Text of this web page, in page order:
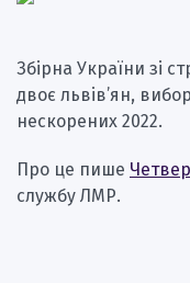
Збірна України зі
двоє львів’ян,
нескорених 2022.
Про це пише
службу ЛМР.